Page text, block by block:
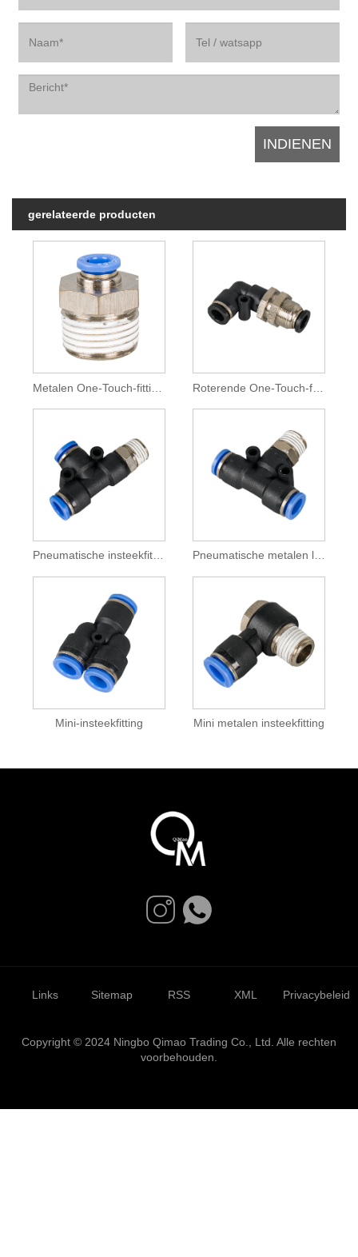
gerelateerde producten
Metalen One-Touch-fittingen
Pneumatische insteekfitting Pneumatische metalen luchtfitting
Mini-insteekfitting Mini metalen insteekfitting
Links Sitemap RSS XML Privacybeleid
Copyright © 2024 Ningbo Qimao Trading Co., Ltd. Alle rechten
voorbehouden.